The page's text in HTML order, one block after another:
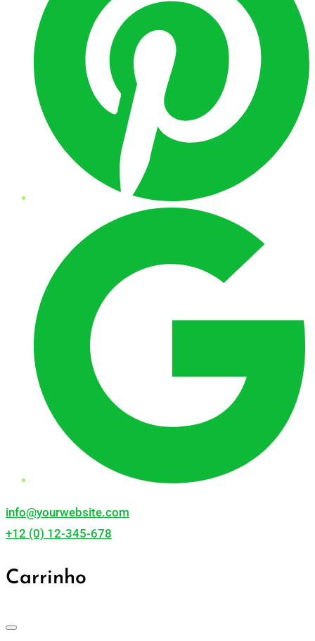
info@yourwebsite.com
+12 (0) 12-345-678
Carrinho